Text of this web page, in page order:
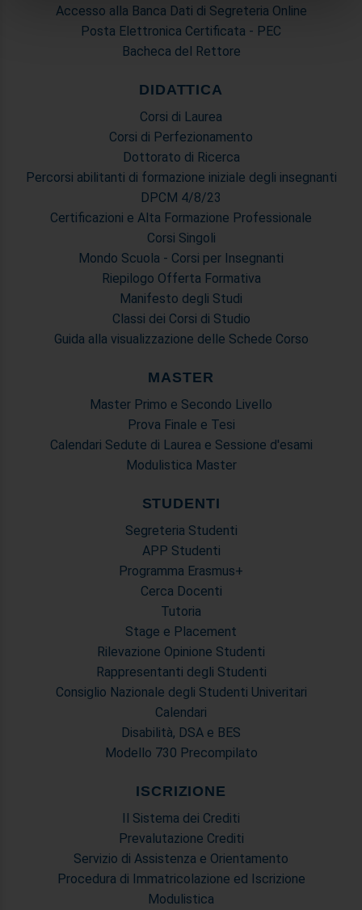
analizzare il nostro traffico. Condividiamo inoltre
informazioni sul modo in cui utilizza il nostro sito con i
nostri partner che si occupano di analisi dei dati web,
con altre informazioni che ha fornito loro o che hanno
raccolto dal suo utilizzo dei loro servizi.
Accesso alla Banca Dati di Segreteria Online
Posta Elettronica Certificata - PEC
Bacheca del Rettore
DIDATTICA
Corsi di Laurea
Corsi di Perfezionamento
Dottorato di Ricerca
Percorsi abilitanti di formazione iniziale degli insegnanti
DPCM 4/8/23
Certificazioni e Alta Formazione Professionale
Corsi Singoli
Mondo Scuola - Corsi per Insegnanti
Riepilogo Offerta Formativa
Manifesto degli Studi
Classi dei Corsi di Studio
Guida alla visualizzazione delle Schede Corso
MASTER
Master Primo e Secondo Livello
Prova Finale e Tesi
Calendari Sedute di Laurea e Sessione d'esami
Modulistica Master
STUDENTI
Segreteria Studenti
APP Studenti
Programma Erasmus+
Cerca Docenti
Tutoria
Stage e Placement
Rilevazione Opinione Studenti
Rappresentanti degli Studenti
Consiglio Nazionale degli Studenti Univeritari
Calendari
Disabilità, DSA e BES
Modello 730 Precompilato
ISCRIZIONE
Il Sistema dei Crediti
Prevalutazione Crediti
Servizio di Assistenza e Orientamento
Procedura di Immatricolazione ed Iscrizione
Modulistica